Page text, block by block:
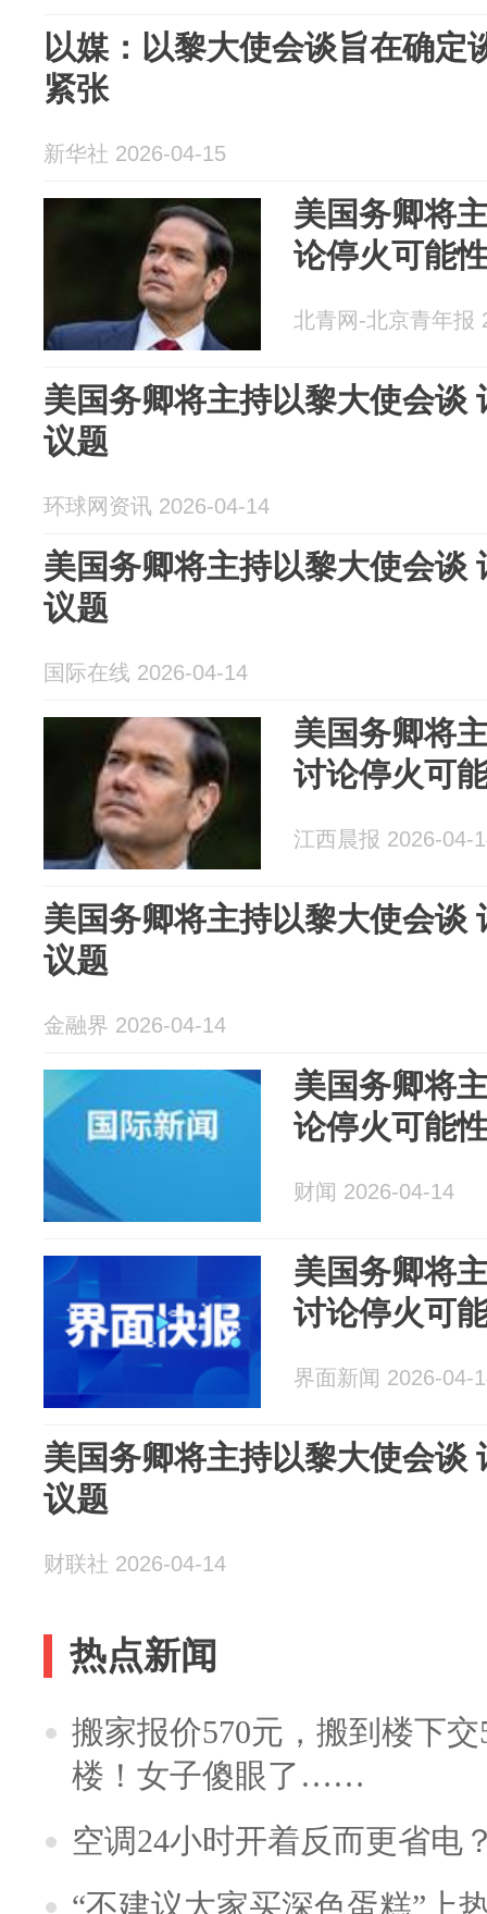
以媒：以黎大使会谈旨在确
紧张
新华社 2026-04-15
美国务卿将
论停火可能
北青网-北京青年报
美国务卿将主持以黎大使会谈
议题
环球网资讯 2026-04-14
美国务卿将主持以黎大使会谈
议题
国际在线 2026-04-14
美国务卿将
讨论停火可
江西晨报 2026-04-
美国务卿将主持以黎大使会谈
议题
金融界 2026-04-14
美国务卿将
论停火可能
财闻 2026-04-14
美国务卿将
讨论停火可
界面新闻 2026-04-
美国务卿将主持以黎大使会谈
议题
财联社 2026-04-14
热点新闻
搬家报价570元，搬到楼下
楼！女子傻眼了……
空调24小时开着反而更省电
“不建议大家买深色蛋糕”上